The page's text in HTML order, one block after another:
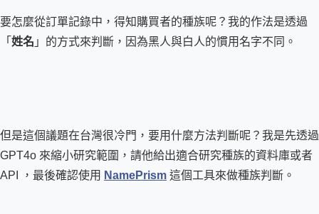
要怎麼從訂單記錄中，得知購買者的種族呢？我的作法是透過
「 姓名 」的方式來判斷，因為黑人與白人的慣用名字不同。
但是這個議題在台灣很冷門，要用什麼方法判斷呢？我是先透過
GPT4o 來縮小研究範圍，請他給出適合研究種族的資料庫或者
API ，最後確認使用 NamePrism 這個工具來做種族判斷。